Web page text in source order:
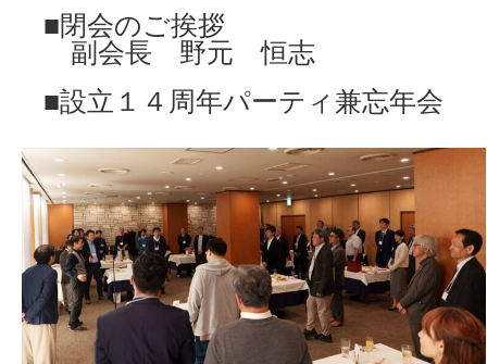
■閉会のご挨拶
副会長 野元 恒志
■設立１４周年パーティ兼忘年会